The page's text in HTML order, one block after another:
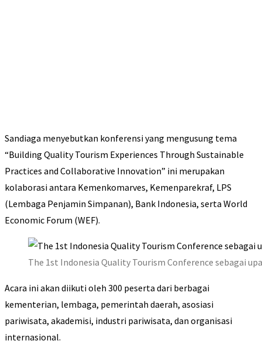
Sandiaga menyebutkan konferensi yang mengusung tema
“Building Quality Tourism Experiences Through Sustainable
Practices and Collaborative Innovation” ini merupakan
kolaborasi antara Kemenkomarves, Kemenparekraf, LPS
(Lembaga Penjamin Simpanan), Bank Indonesia, serta World
Economic Forum (WEF).
The 1st Indonesia Quality Tourism Conference sebagai
Acara ini akan diikuti oleh 300 peserta dari berbagai
kementerian, lembaga, pemerintah daerah, asosiasi
pariwisata, akademisi, industri pariwisata, dan organisasi
internasional.